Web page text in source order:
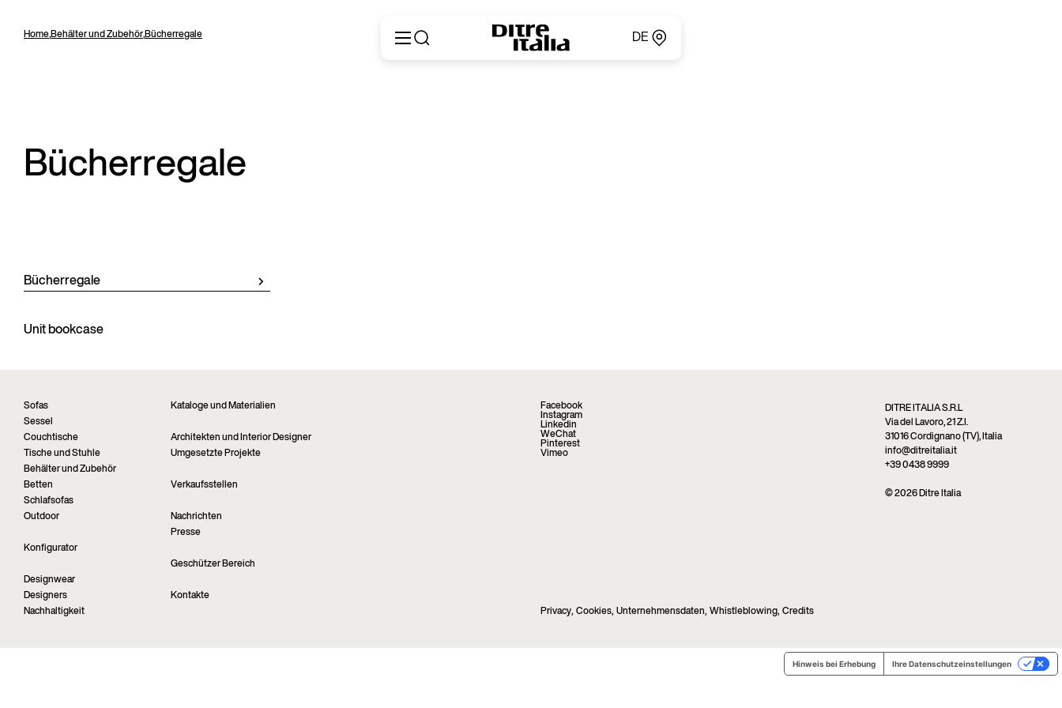
DE
Home,Behälter und Zubehör,Bücherregale
Bücherregale
Bücherregale
Unit bookcase
Sofas
Kataloge und Materialien
Sessel
Couchtische
Architekten und Interior Designer
Tische und Stuhle
Umgesetzte Projekte
Behälter und Zubehör
Betten
Verkaufsstellen
Schlafsofas
Outdoor
Nachrichten
Presse
Konfigurator
Geschützer Bereich
Designwear
Designers
Kontakte
Nachhaltigkeit
Facebook
Instagram
Linkedin
WeChat
Pinterest
Vimeo
Privacy, Cookies, Unternehmensdaten, Whistleblowing, Credits
DITRE ITALIA S.R.L
Via del Lavoro, 21 Z.I.
31016 Cordignano (TV), Italia
info@ditreitalia.it
+39 0438 9999
© 2026 Ditre Italia
Hinweis bei Erhebung Ihre Datenschutzeinstellungen